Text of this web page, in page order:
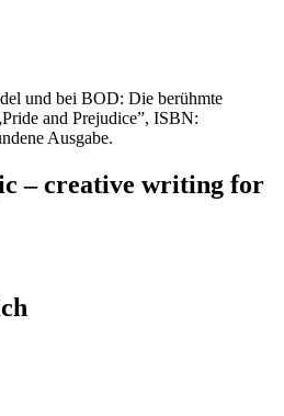
und bei BOD: Die berühmte
and Prejudice”, ISBN:
Ausgabe.
– creative writing for